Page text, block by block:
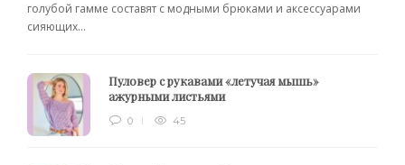
голубой гамме составят с модными брюками и аксессуарами
сияющих...
Пуловер с рукавами «летучая мышь»
ажурными листьями
0 45